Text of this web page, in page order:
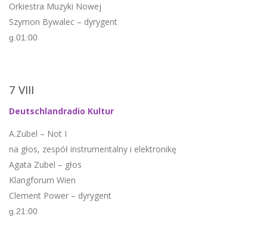
Orkiestra Muzyki Nowej
Szymon Bywalec – dyrygent
g.01:00
7 VIII
Deutschlandradio Kultur
A.Zubel – Not I
na głos, zespół instrumentalny i elektronikę
Agata Zubel – głos
Klangforum Wien
Clement Power – dyrygent
g.21:00